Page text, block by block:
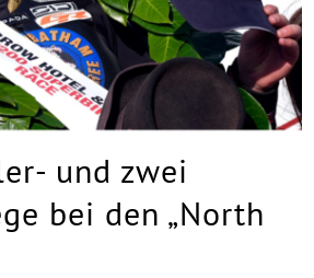
und zwei
bei den „North